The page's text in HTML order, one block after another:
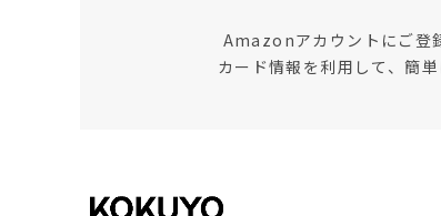
Amazonアカウントにご登
カード情報を利用して、簡単